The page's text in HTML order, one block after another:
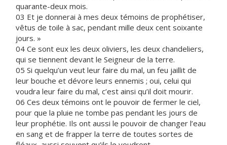
quarante-deux mois.
03 Et je donnerai à mes deux témoins de prophétiser,
vêtus de toile à sac, pendant mille deux cent soixante
jours. »
04 Ce sont eux les deux oliviers, les deux chandeliers,
qui se tiennent devant le Seigneur de la terre.
05 Si quelqu’un veut leur faire du mal, un feu jaillit de
leur bouche et dévore leurs ennemis ; oui, celui qui
voudra leur faire du mal, c’est ainsi qu’il doit mourir.
06 Ces deux témoins ont le pouvoir de fermer le ciel,
pour que la pluie ne tombe pas pendant les jours de
leur prophétie. Ils ont aussi le pouvoir de changer l’eau
en sang et de frapper la terre de toutes sortes de